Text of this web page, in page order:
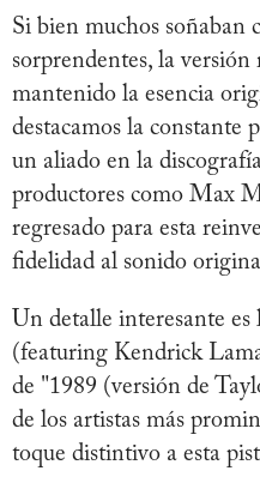
Si bien muchos soñaban
sorprendentes, la
mantenido la esencia
destacamos la constante
un aliado en la
productores como Max
regresado para esta
fidelidad al sonido
Un detalle interesante
(featuring Kendrick
de "1989 (versión de
de los artistas más
toque distintivo a esta